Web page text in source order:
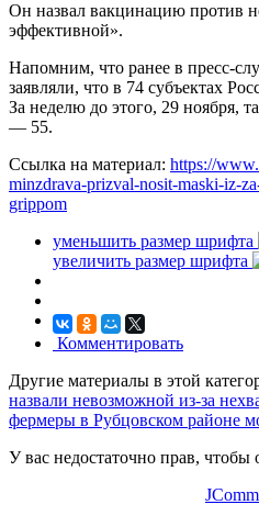
Он назвал вакцинацию против
эффективной».
Напомним, что ранее в пресс-
заявляли, что в 74 субъектах
За неделю до этого, 29 ноября,
— 55.
Ссылка на материал: https://
minzdrava-prizval-nosit-maski-iz-
grippom
уменьшить размер шрифта
увеличить размер шрифта
Комментировать
Другие материалы в этой
назвали невозможной из-за
фермеры в Рубцовском районе
У вас недостаточно прав, чтобы